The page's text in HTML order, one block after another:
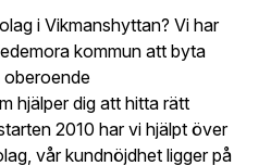
i Vikmanshyttan? Vi har
kommun att byta
oberoende
hjälper dig att hitta rätt
2010 har vi hjälpt över
vår kundnöjdhet ligger på